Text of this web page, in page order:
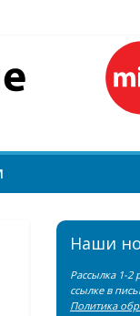
SNMMI
Наши
Рассылка 1-2
ссылке в
Политика